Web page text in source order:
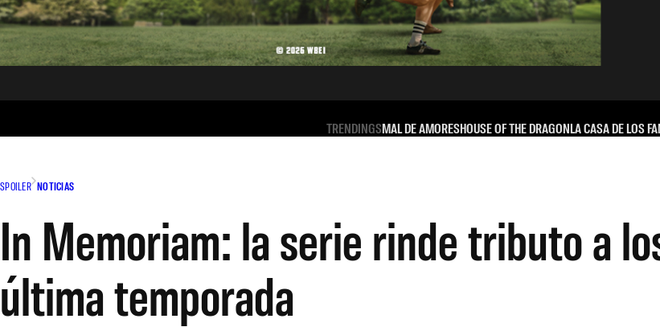
TRENDINGSMAL DE AMORESHOUSE OF THE DRAGONLA CASA DE LOS
SPOILER NOTICIAS
In Memoriam: la serie rinde tributo a
última temporada